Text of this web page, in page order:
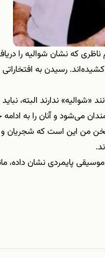
که نشان شوالیه را
رسیدن به
«شوالیه» ندارند البته،
می‌شود و آنان را به ادامه
من این است که شجریان و
پایمردی نشان